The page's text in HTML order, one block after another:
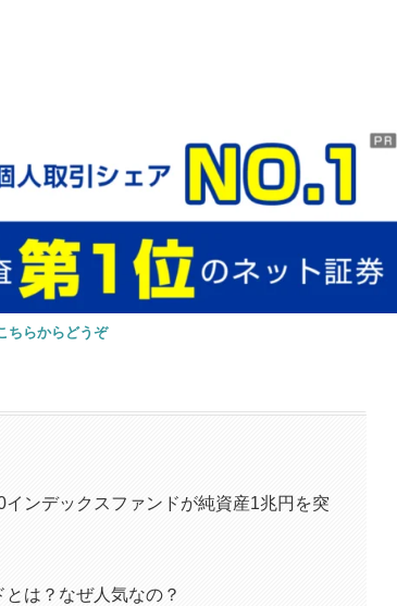
ちらからどうぞ
ンデックスファンドが純資産1兆円を突
は？なぜ人気なの？